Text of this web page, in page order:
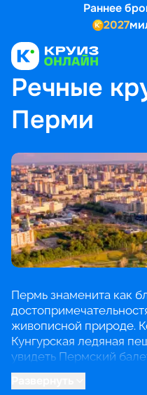
Раннее
2027
ГЛАВНАЯ • ПОПУЛЯРНЫЕ
Речные
Перми
Пермь знаменита как
живописной природе.
Кунгурская ледяная
увидеть Пермский
у арт-объекта «Счастье